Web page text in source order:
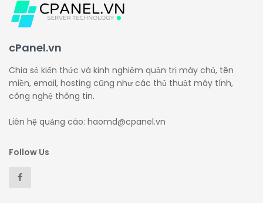
cPanel.vn
Chia sẻ kiến thức và kinh nghiệm quản trị máy chủ, tên
miền, email, hosting cũng như các thủ thuật máy tính,
công nghệ thông tin.
Liên hệ quảng cáo: haomd@cpanel.vn
Follow Us